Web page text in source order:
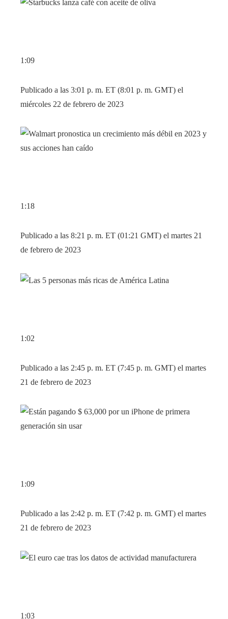
1:09
Publicado a las 3:01 p. m. ET (8:01 p. m. GMT) el
miércoles 22 de febrero de 2023
1:18
Publicado a las 8:21 p. m. ET (01:21 GMT) el martes 21
de febrero de 2023
1:02
Publicado a las 2:45 p. m. ET (7:45 p. m. GMT) el martes
21 de febrero de 2023
1:09
Publicado a las 2:42 p. m. ET (7:42 p. m. GMT) el martes
21 de febrero de 2023
1:03